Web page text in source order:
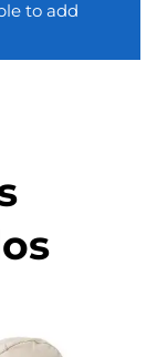
to add